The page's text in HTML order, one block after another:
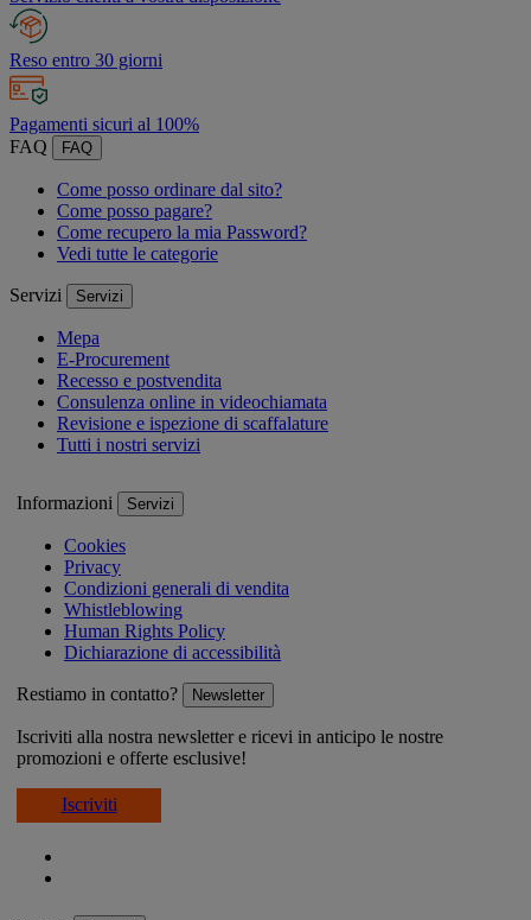
Reso entro 30 giorni
Pagamenti sicuri al 100%
FAQ
FAQ
Come posso ordinare dal sito?
Come posso pagare?
Come recupero la mia Password?
Vedi tutte le categorie
Servizi Servizi
Mepa
E-Procurement
Recesso e postvendita
Consulenza online in videochiamata
Revisione e ispezione di scaffalature
Tutti i nostri servizi
Informazioni Servizi
Cookies
Privacy
Condizioni generali di vendita
Whistleblowing
Human Rights Policy
Dichiarazione di accessibilità
Restiamo in contatto? Newsletter
Iscriviti alla nostra newsletter e ricevi in anticipo le nostre
promozioni e offerte esclusive!
Iscriviti